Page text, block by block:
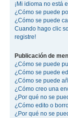
¡Mi idioma no está
¿Cómo se puede
¿Cómo se puede
Cuando hago clic
registre!
Publicación de
¿Cómo se puede
¿Cómo se puede
¿Cómo se puede
¿Cómo creo una
¿Por qué no se
¿Cómo edito o
¿Por qué no se